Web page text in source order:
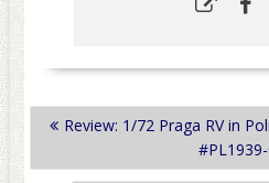
NAVEGAÇÃO
POST
Review: 1/72 Praga RV in